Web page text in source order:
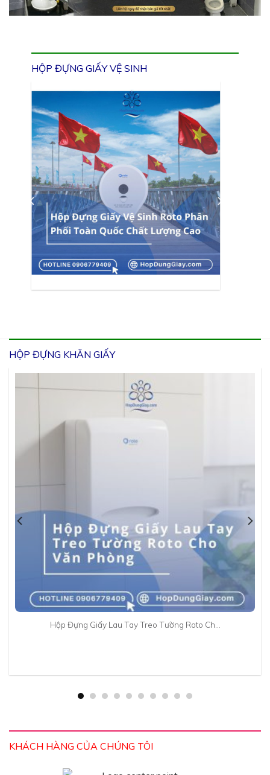
HỘP ĐỰNG GIẤY VỆ SINH
HỘP ĐỰNG KHĂN GIẤY
Hộp Đựng Giấy Lau Tay Treo Tường Roto Ch…
KHÁCH HÀNG CỦA CHÚNG TÔI